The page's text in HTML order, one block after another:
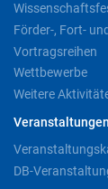
Förder-, Fort-
Vortragsreihen
Wettbewerbe
Weitere
Veranstaltungen
DB-